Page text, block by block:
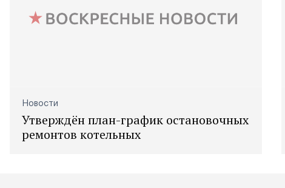
Новости
Утверждён план-график остановочных
ремонтов котельных